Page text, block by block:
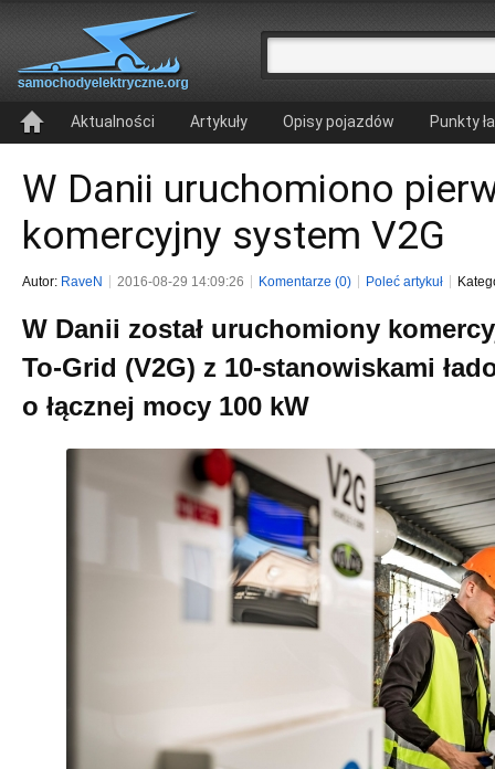
Aktualności Artykuły Opisy pojazdów Punkty
W Danii uruchomiono
komercyjny system V2G
Autor: RaveN 2016-08-29 14:09:26 Komentarze (0) Poleć artykuł
W Danii został uruchomiony
To-Grid (V2G) z 10-stanowiskami
o łącznej mocy 100 kW